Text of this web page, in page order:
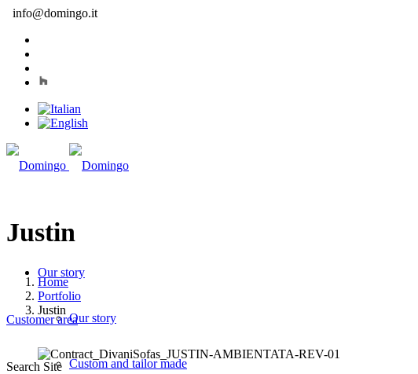
info@domingo.it
Our story
Our story
Custom and tailor made
Customer area
Search Site
Justin
Home
Portfolio
Justin